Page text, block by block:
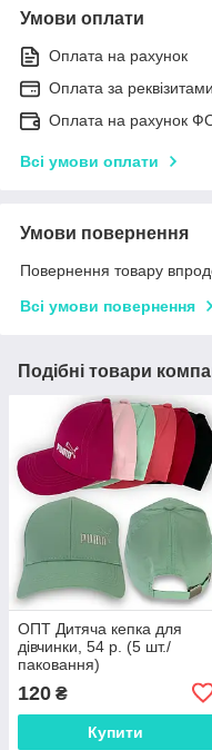
Умови оплати
Оплата на рахунок
Оплата за реквізитами
Оплата на рахунок
Всі умови оплати
Умови повернення
Повернення товару
Всі умови повернення
Подібні товари
ОПТ Дитяча кепка для
дівчинки, 54 р. (5 шт./
паковання)
120 ₴
Купити